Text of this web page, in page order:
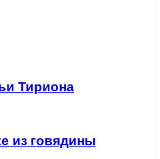
Тириона
из говядины